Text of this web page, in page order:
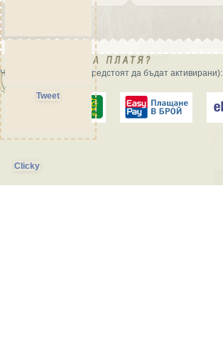
Начини на плащане (предстоят да бъдат активирани):
Clicky
Tweet